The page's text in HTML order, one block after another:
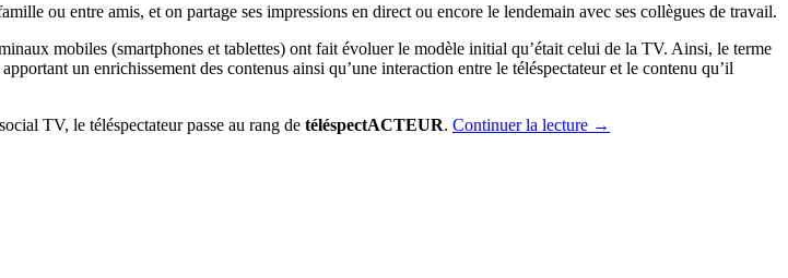
ou entre amis, et on partage ses impressions en direct ou encore le lendemain avec ses collègues de travail.
mobiles (smartphones et tablettes) ont fait évoluer le modèle initial qu’était celui de la TV. Ainsi, le terme
un enrichissement des contenus ainsi qu’une interaction entre le téléspectateur et le contenu qu’il
TV, le téléspectateur passe au rang de téléspectACTEUR. Continuer la lecture →